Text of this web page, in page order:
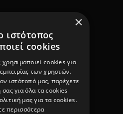
×
ιστότοπος
cookies
cookies για
των χρηστών.
ιστότοπό μας, παρέχετε
για όλα τα cookies
μας για τα cookies.
περισσότερα